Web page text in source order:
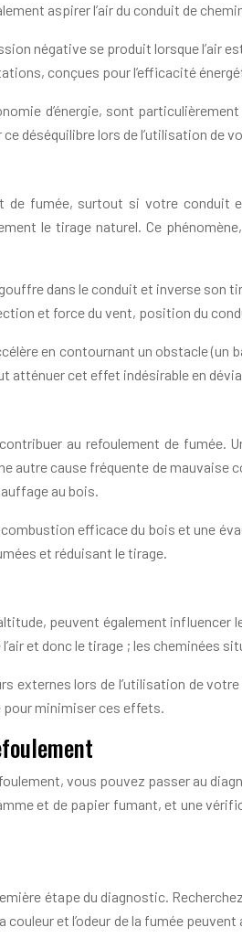
aspirer l’air du conduit de
négative se produit lorsque l’air
conçues pour l’efficacité
d’énergie, sont
déséquilibre lors de l’utilisation de
de fumée, surtout si votre
le tirage naturel. Ce
dans le conduit et inverse son
et force du vent, position du
en contournant un obstacle
atténuer cet effet indésirable en
au refoulement de fumée.
autre cause fréquente de mauvaise
au bois.
efficace du bois et une
et réduisant le tirage.
peuvent également influencer
et donc le tirage ; les
externes lors de l’utilisation de
pour minimiser ces effets.
vous pouvez passer au
et de papier fumant, et une
étape du diagnostic.
et l’odeur de la fumée